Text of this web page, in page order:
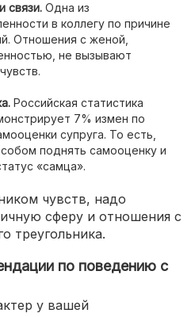
связи. Одна из
в коллегу по причине
Отношения с женой,
не вызывают
Российская статистика
7% измен по
супруга. То есть,
поднять самооценку и
«самца».
чувств, надо
сферу и отношения с
треугольника.
по поведению с
у вашей